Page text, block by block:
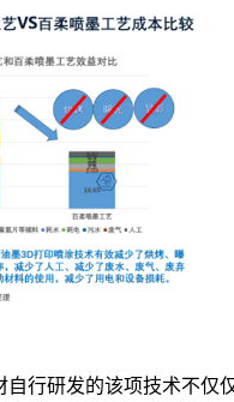
自行研发的该项技术不仅